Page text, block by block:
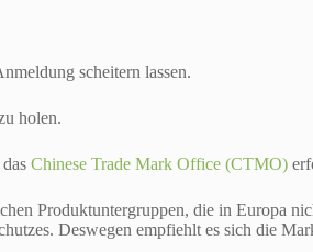
scheitern lassen.
holen.
Chinese Trade Mark Office (CTMO)
Produktuntergruppen, die in Europa
Deswegen empfiehlt es sich die